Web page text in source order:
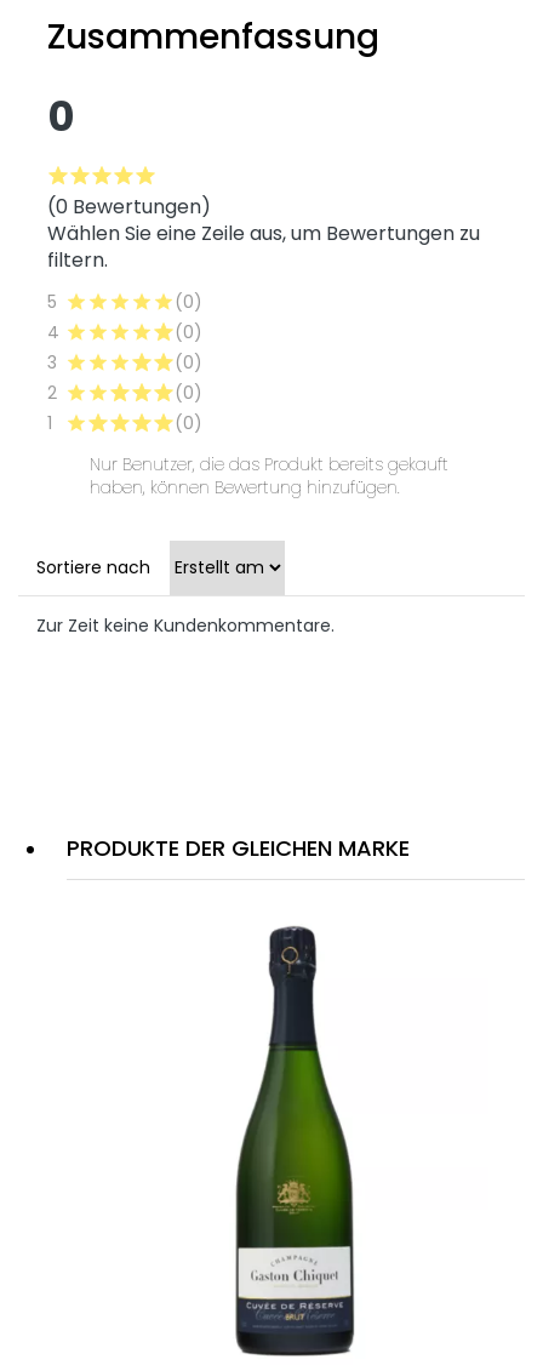
PRODUKTE DER GLEICHEN MARKE
Zusammenfassung
0
(0 Bewertungen)
Wählen Sie eine Zeile aus, um Bewertungen zu
filtern.
5
(0)
4
(0)
3
(0)
2
(0)
1
(0)
Nur Benutzer, die das Produkt bereits gekauft
haben, können Bewertung hinzufügen.
Sortiere nach
Zur Zeit keine Kundenkommentare.